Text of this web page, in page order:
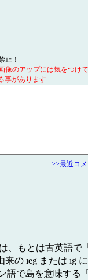
止！
像のアップには気をつけ
事があります
>>最近コ
、もとは古英語で
の īeg または īg
語で島を意味する